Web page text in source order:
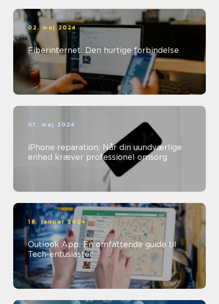
02. maj 2024
Fiberinternet: Den hurtige forbindelse
01. maj 2024
iPhone reparation: Når din uundværlige
enhed kræver professionel omsorg
18. januar 2024
Outlook App: En omfattende guide til
Tech-entusiaster